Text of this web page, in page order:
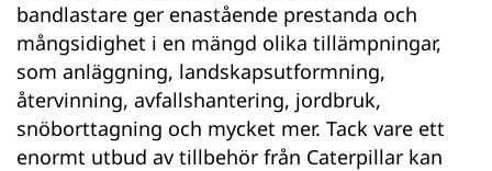
bandlastare ger enastående prestanda och
mångsidighet i en mängd olika tillämpningar,
som anläggning, landskapsutformning,
återvinning, avfallshantering, jordbruk,
snöborttagning och mycket mer. Tack vare ett
enormt utbud av tillbehör från Caterpillar kan